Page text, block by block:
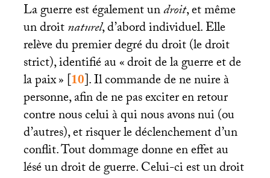
La guerre est également undroit, et même
undroitnaturel, d’abord individuel. Elle
relève du premier degré du droit (le droit
strict), identifié au «droit de la guerre et de
la paix»[10]. Il commande de ne nuire à
personne, afin de ne pas exciter en retour
contre nous celui à qui nous avons nui (ou
d’autres), et risquer le déclenchement d’un
conflit. Tout dommage donne en effet au
lésé un droit de guerre. Celui-ci est un droit